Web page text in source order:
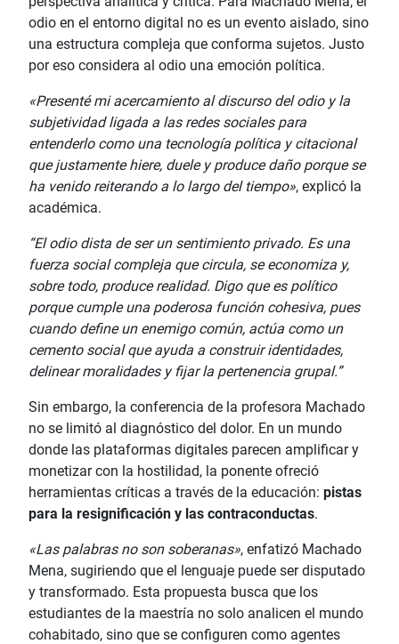
odio en el entorno digital no es un evento aislado, sino
una estructura compleja que conforma sujetos. Justo
por eso considera al odio una emoción política.
«Presenté mi acercamiento al discurso del odio y la
subjetividad ligada a las redes sociales para
entenderlo como una tecnología política y citacional
que justamente hiere, duele y produce daño porque se
ha venido reiterando a lo largo del tiempo», explicó la
académica.
“El odio dista de ser un sentimiento privado. Es una
fuerza social compleja que circula, se economiza y,
sobre todo, produce realidad. Digo que es político
porque cumple una poderosa función cohesiva, pues
cuando define un enemigo común, actúa como un
cemento social que ayuda a construir identidades,
delinear moralidades y fijar la pertenencia grupal.”
Sin embargo, la conferencia de la profesora Machado
no se limitó al diagnóstico del dolor. En un mundo
donde las plataformas digitales parecen amplificar y
monetizar con la hostilidad, la ponente ofreció
herramientas críticas a través de la educación: pistas
para la resignificación y las contraconductas.
«Las palabras no son soberanas», enfatizó Machado
Mena, sugiriendo que el lenguaje puede ser disputado
y transformado. Esta propuesta busca que los
estudiantes de la maestría no solo analicen el mundo
cohabitado, sino que se configuren como agentes